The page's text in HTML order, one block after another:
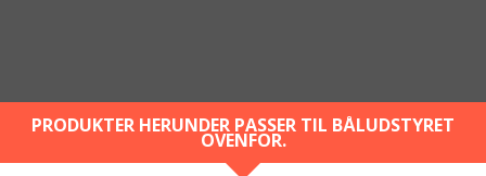
PRODUKTER HERUNDER PASSER TIL BÅLUDSTYRET
OVENFOR.